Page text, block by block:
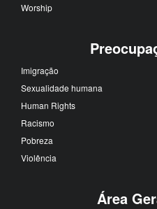
Worship
Imigração
Sexualidade humana
Human Rights
Racismo
Pobreza
Violência
Área